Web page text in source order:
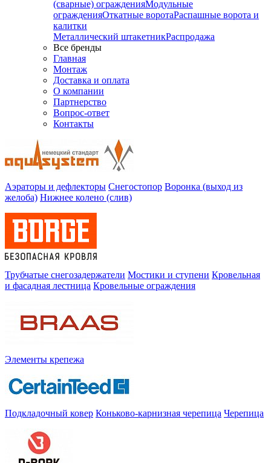
(сварные) огражденияМодульные
огражденияОткатные воротаРаспашные ворота и
калитки
Металлический штакетникРаспродажа
Все бренды
Главная
Монтаж
Доставка и оплата
О компании
Партнерство
Вопрос-ответ
Контакты
Аэраторы и дефлекторы Снегостопор Воронка (выход из
желоба) Нижнее колено (слив)
Трубчатые снегозадержатели Мостики и ступени Кровельная
и фасадная лестница Кровельные ограждения
Элементы крепежа
Подкладочный ковер Коньково-карнизная черепица Черепица